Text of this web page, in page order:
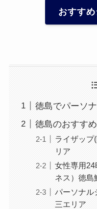
おすす
徳島でパーソ
徳島のおすす
ライザッ
リア
女性専用
ネス）徳
パーソナ
三エリア